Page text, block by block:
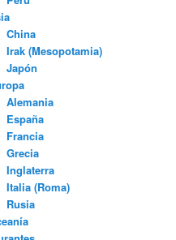
China
Irak (Mesopotamia)
Japón
Alemania
España
Francia
Grecia
Inglaterra
Italia (Roma)
Rusia